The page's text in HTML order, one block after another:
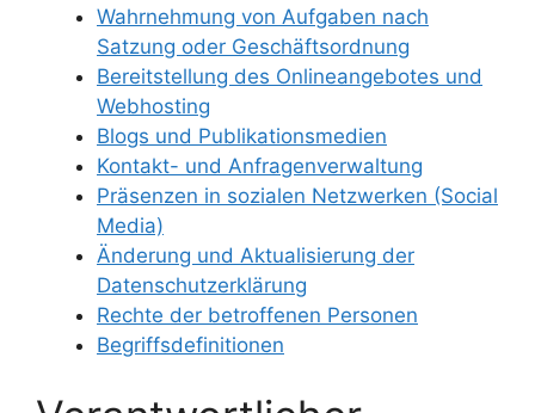
Wahrnehmung von Aufgaben nach
Satzung oder Geschäftsordnung
Bereitstellung des Onlineangebotes und
Webhosting
Blogs und Publikationsmedien
Kontakt- und Anfragenverwaltung
Präsenzen in sozialen Netzwerken (Social
Media)
Änderung und Aktualisierung der
Datenschutzerklärung
Rechte der betroffenen Personen
Begriffsdefinitionen